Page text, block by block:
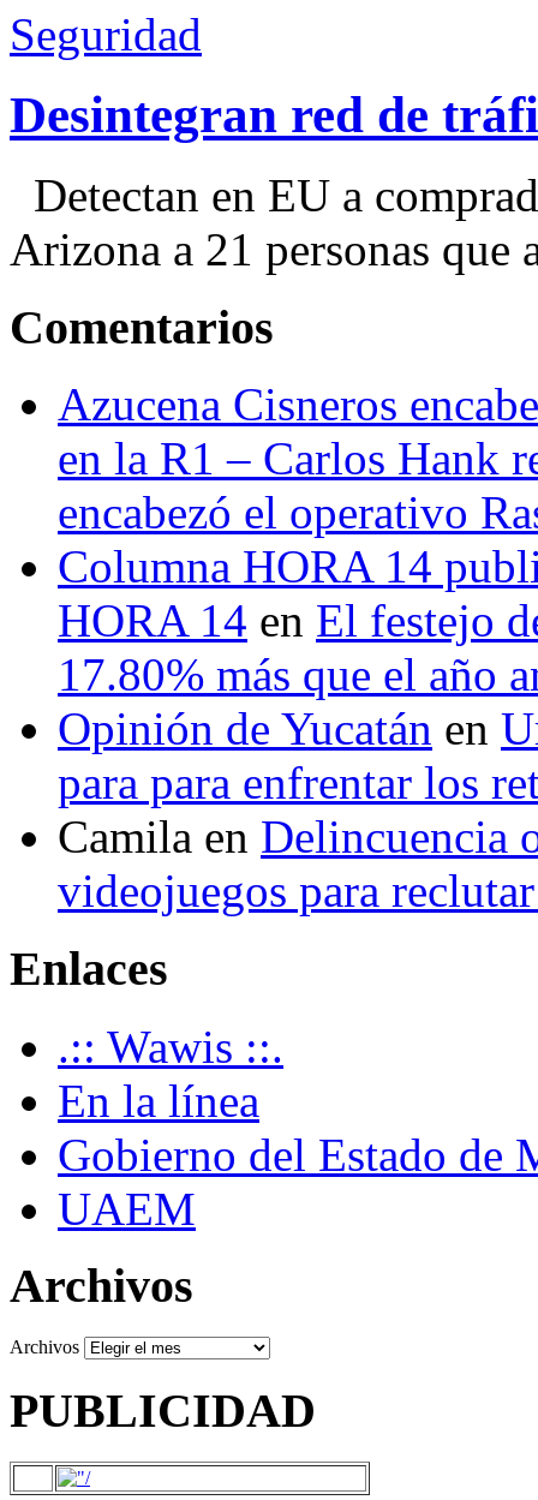
Seguridad
Desintegran red de
Detectan en EU a
Arizona a 21 personas que
Comentarios
Azucena Cisneros
en la R1 – Carlos Hank
encabezó el operativo
Columna HORA 14
HORA 14 en El festejo
17.80% más que el año
Opinión de Yucatán en
para para enfrentar los
Camila en Delincuencia
videojuegos para
Enlaces
.:: Wawis ::.
En la línea
Gobierno del Estado de
UAEM
Archivos
Archivos
PUBLICIDAD